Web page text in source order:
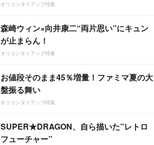
オリコンタイアップ特集
森崎ウィン×向井康二“両片思い”にキュン
が止まらん！
オリコンタイアップ特集
お値段そのまま45％増量！ファミマ夏の大
盤振る舞い
オリコンタイアップ特集
SUPER★DRAGON、自ら描いた”レトロ
フューチャー”